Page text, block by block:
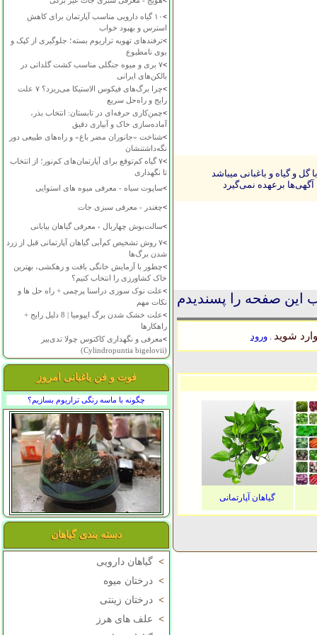
>
۱۰ گیاه دارویی مناسب آپارتمان برای کاهش
استرس و بهبود خواب
>ترفندهای تهویه تراریوم بسته؛ جلوگیری از کپک و
بوی نامطبوع
>
۷ بری و میوه جنگلی مناسب کشت گلدانی در
بالکن‌های ایرانی
>
چرا برگ‌های فیکوس الاستیکا می‌ریزد؟ ۷ علت
رایج و راه‌حل سریع
>چمن‌کاری حرفه‌ای در تابستان: انتخاب بذر،
آماده‌سازی خاک و آبیاری دقیق
>شناخت «جانوران مضر باغ» و راه‌های طبیعی دور
نگه‌داشتنشان
>
۷ گیاه کم‌توقع برای آپارتمان‌های کم‌نور؛ از انتخاب
تا نگهداری
>ساپوت سیاه - معرفی میوه های استوایی
>چغندر - معرفی سبزی جات
>سالت‌بوش چهاربال - معرفی گیاهان بیابانی
>
۷ روش تشخیص کم‌آبی گیاهان آپارتمانی قبل از زرد
شدن برگ‌ها
>چطور با آزمایش خانگی بافت و زهکشی، بهترین
خاک کشاورزی را انتخاب کنیم؟
>علت نوک سوزی دراسنا پرچمی + راه حل ها و
نکات مهم
>
علت خشک شدن برگ ایپومیا | 8 دلیل رایج +
راهکارها
>معرفی و نگهداری کاکتوس چولا تدی‌بیر
(Cylindropuntia bigelovii)
فوت و فن باغبانی امروز
چگونه با ماسه رنگی تراریوم بسازیم؟
دسته بندی گیاهان
> گیاهان دارویی
> درختان میوه
> درختان زینتی
> علف های هرز
و گیاه و باغبانی میباشد
آگهی‌ها برعهده نمی‌گیرد
این صفحه را پسندیدم
شوید .ورود
گیاهان آپارتمانی